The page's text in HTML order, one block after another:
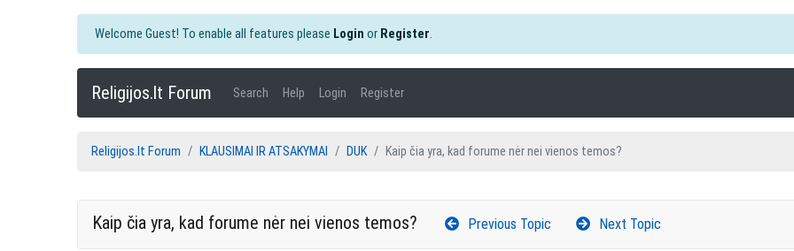
Welcome Guest! To enable all features please Login or Register.
Religijos.lt Forum Search Help Login Register
Religijos.lt Forum KLAUSIMAI IR ATSAKYMAI DUK Kaip čia yra, kad forume nėr nei vienos temos?
Kaip čia yra, kad forume nėr nei vienos temos? Previous Topic Next Topic